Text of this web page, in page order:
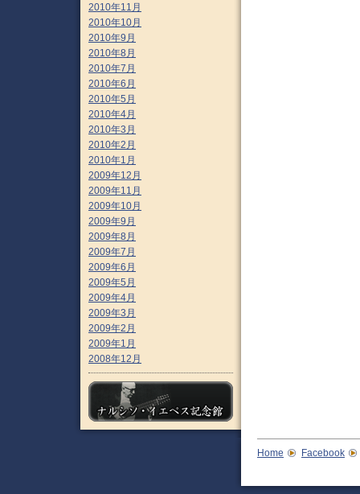
2010年11月
2010年10月
2010年9月
2010年8月
2010年7月
2010年6月
2010年5月
2010年4月
2010年3月
2010年2月
2010年1月
2009年12月
2009年11月
2009年10月
2009年9月
2009年8月
2009年7月
2009年6月
2009年5月
2009年4月
2009年3月
2009年2月
2009年1月
2008年12月
Home Facebook